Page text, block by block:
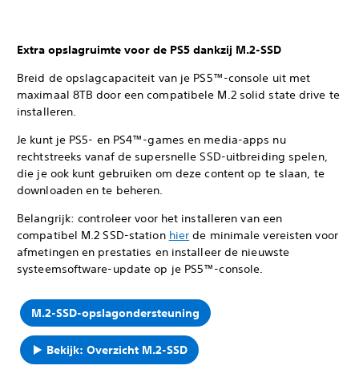
Extra opslagruimte voor de PS5 dankzij M.2-SSD
Breid de opslagcapaciteit van je PS5™-console uit met
maximaal 8TB door een compatibele M.2 solid state drive te
installeren.
Je kunt je PS5- en PS4™-games en media-apps nu
rechtstreeks vanaf de supersnelle SSD-uitbreiding spelen,
die je ook kunt gebruiken om deze content op te slaan, te
downloaden en te beheren.
Belangrijk: controleer voor het installeren van een
compatibel M.2 SSD-station hier de minimale vereisten voor
afmetingen en prestaties en installeer de nieuwste
systeemsoftware-update op je PS5™-console.
M.2-SSD-opslagondersteuning
Bekijk: Overzicht M.2-SSD